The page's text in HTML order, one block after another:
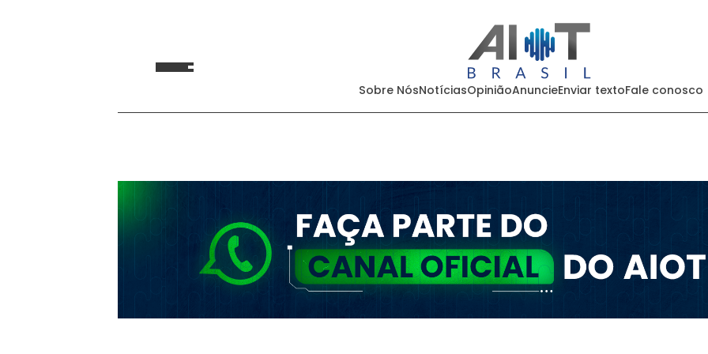
Sobre NósNotíciasOpiniãoAnuncieEnviar textoFale conosco